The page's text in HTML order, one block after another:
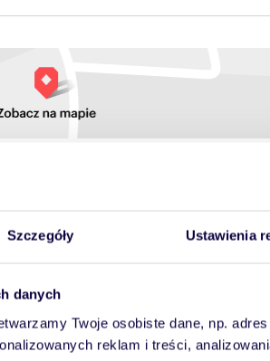
Szczegóły Ustawienia
danych
Twoje osobiste dane, np.
reklam i treści,